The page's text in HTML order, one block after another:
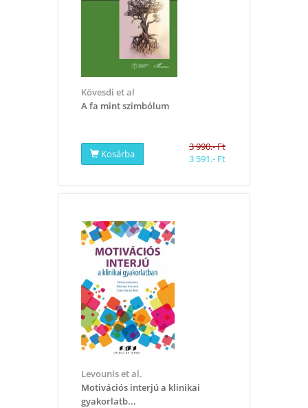
Kövesdi et al
A fa mint szimbólum
Kosárba
3 990.- Ft
3 591.- Ft
Levounis et al.
Motivációs interjú a klinikai
gyakorlatb...